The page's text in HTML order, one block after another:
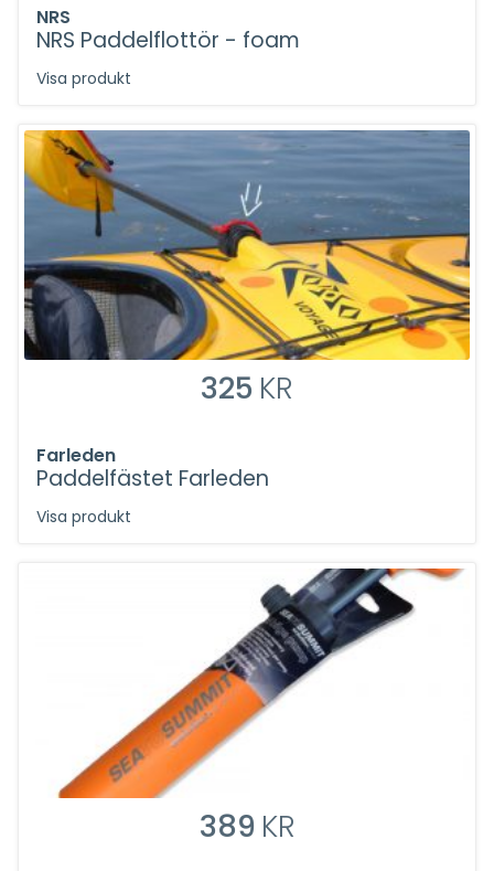
NRS
NRS Paddelflottör - foam
Visa produkt
325 KR
Farleden
Paddelfästet Farleden
Visa produkt
389 KR